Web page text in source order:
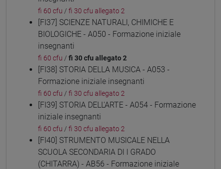
fi 60 cfu / fi 30 cfu allegato 2
[FI37] SCIENZE NATURALI, CHIMICHE E
BIOLOGICHE - A050 - Formazione iniziale
insegnanti
fi 60 cfu / fi 30 cfu allegato 2
[FI38] STORIA DELLA MUSICA - A053 -
Formazione iniziale insegnanti
fi 60 cfu / fi 30 cfu allegato 2
[FI39] STORIA DELL'ARTE - A054 - Formazione
iniziale insegnanti
fi 60 cfu / fi 30 cfu allegato 2
[FI40] STRUMENTO MUSICALE NELLA
SCUOLA SECONDARIA DI I GRADO
(CHITARRA) - AB56 - Formazione iniziale